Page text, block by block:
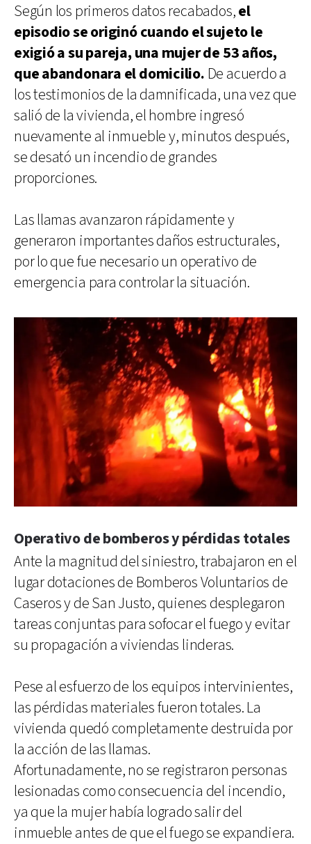
Según los primeros datos recabados,el
episodio se originó cuando el sujeto le
exigió a su pareja, una mujer de 53 años,
que abandonara el domicilio. De acuerdo a
los testimonios de la damnificada, una vez que
salió de la vivienda, el hombre ingresó
nuevamente al inmueble y, minutos después,
se desató un incendio de grandes
proporciones.
Las llamas avanzaron rápidamente y
generaron importantes daños estructurales,
por lo que fue necesario un operativo de
emergencia para controlar la situación.
Operativo de bomberos y pérdidas totales
Ante la magnitud del siniestro, trabajaron en el
lugar dotaciones de Bomberos Voluntarios de
Caseros y de San Justo, quienes desplegaron
tareas conjuntas para sofocar el fuego y evitar
su propagación a viviendas linderas.
Pese al esfuerzo de los equipos intervinientes,
las pérdidas materiales fueron totales. La
vivienda quedó completamente destruida por
la acción de las llamas.
Afortunadamente, no se registraron personas
lesionadas como consecuencia del incendio,
ya que la mujer había logrado salir del
inmueble antes de que el fuego se expandiera.